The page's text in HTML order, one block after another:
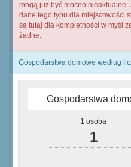
mogą już być mocno
dane tego typu dla miejscowości
są tutaj dla kompletności w myśl
żadne.
Gospodarstwa domowe według
Gospodarstwa
1 osoba
1